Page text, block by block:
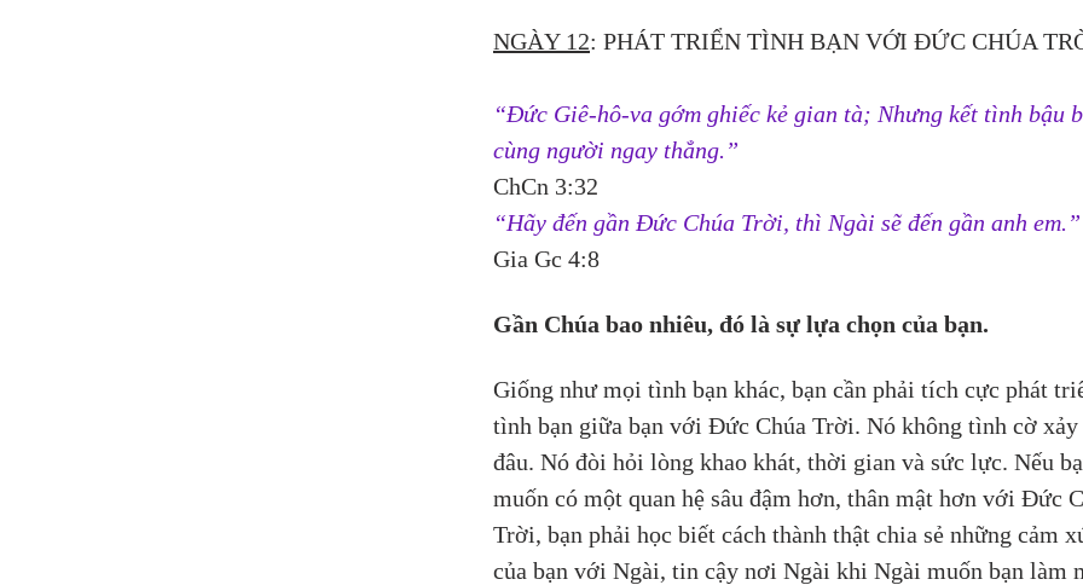
NGÀY 12: PHÁT TRIỂN TÌNH BẠN VỚI ĐỨC CHÚA
“Đức Giê-hô-va gớm ghiếc kẻ gian tà; Nhưng kết tình bậu
cùng người ngay thẳng.”
ChCn 3:32
“Hãy đến gần Đức Chúa Trời, thì Ngài sẽ đến gần anh em.”
Gia Gc 4:8
Gần Chúa bao nhiêu, đó là sự lựa chọn của bạn.
Giống như mọi tình bạn khác, bạn cần phải tích cực phát
tình bạn giữa bạn với Đức Chúa Trời. Nó không tình cờ xảy
đâu. Nó đòi hỏi lòng khao khát, thời gian và sức lực. Nếu
muốn có một quan hệ sâu đậm hơn, thân mật hơn với Đức
Trời, bạn phải học biết cách thành thật chia sẻ những cảm
của bạn với Ngài, tin cậy nơi Ngài khi Ngài muốn bạn làm